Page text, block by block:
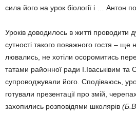
сила його на урок біології і … Антон
Уроків доводилось в житті проводити
сутності такого поважного гостя – ще
лювались, не хотіли осоро­ми­тись
татами районної ради І.Іва­ськівим та
супрово­джу­вали його. Споді­ваюсь,
готували презентації про змій,
захопились розповідями школярів